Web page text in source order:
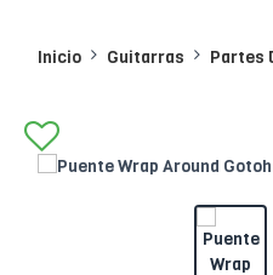
Inicio Guitarras Partes